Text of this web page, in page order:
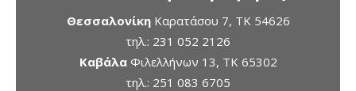
ΘεσσαλονίκηΚαρατάσου 7, TK 54626
τηλ.: 231 052 2126
ΚαβάλαΦιλελλήνων 13, ΤΚ 65302
τηλ.: 251 083 6705